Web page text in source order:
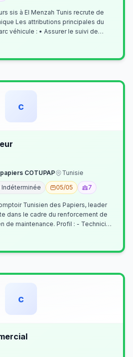
sis à El Menzah Tunis recrute de
Les attributions principales du
véhicule : • Assurer le suivi de
c
COTUPAP
Tunisie
Indéterminée
05/05 7
Tunisien des Papiers, leader
dans le cadre du renforcement de
Profil : - Technicien
c